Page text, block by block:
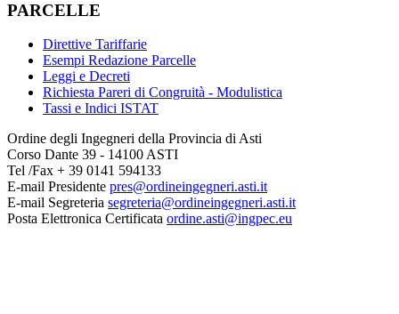
PARCELLE
Direttive Tariffarie
Esempi Redazione Parcelle
Leggi e Decreti
Richiesta Pareri di Congruità - Modulistica
Tassi e Indici ISTAT
Ordine degli Ingegneri della Provincia di Asti
Corso Dante 39 - 14100 ASTI
Tel /Fax + 39 0141 594133
E-mail Presidente pres@ordineingegneri.asti.it
E-mail Segreteria segreteria@ordineingegneri.asti.it
Posta Elettronica Certificata ordine.asti@ingpec.eu